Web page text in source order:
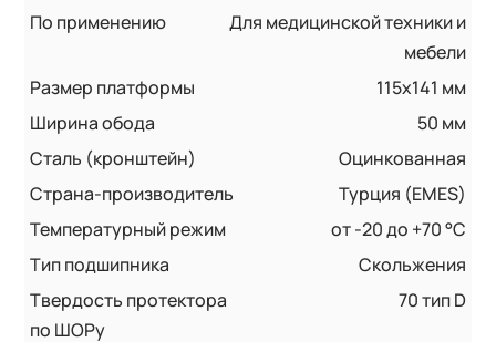
По применению
Для медицинской техники и
мебели
Размер платформы
115x141 мм
Ширина обода
50 мм
Сталь (кронштейн)
Оцинкованная
Страна-производитель
Турция (EMES)
Температурный режим
от -20 до +70 °С
Тип подшипника
Скольжения
Твердость протектора
по ШОРу
70 тип D